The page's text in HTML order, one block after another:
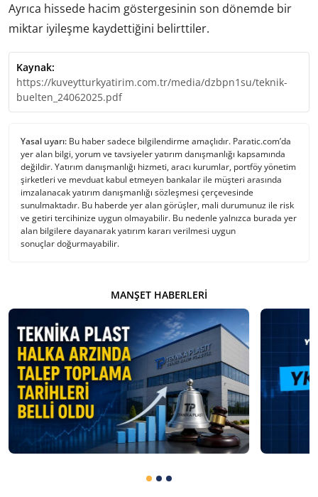
Ayrıca hissede hacim göstergesinin son dönemde bir
miktar iyileşme kaydettiğini belirttiler.
Kaynak:
https://kuveytturkyatirim.com.tr/media/dzbpn1su/teknik-
buelten_24062025.pdf
Yasal uyarı: Bu haber sadece bilgilendirme amaçlıdır. Paratic.com’da
yer alan bilgi, yorum ve tavsiyeler yatırım danışmanlığı kapsamında
değildir. Yatırım danışmanlığı hizmeti, aracı kurumlar, portföy yönetim
şirketleri ve mevduat kabul etmeyen bankalar ile müşteri arasında
imzalanacak yatırım danışmanlığı sözleşmesi çerçevesinde
sunulmaktadır. Bu haberde yer alan görüşler, mali durumunuz ile risk
ve getiri tercihinize uygun olmayabilir. Bu nedenle yalnızca burada yer
alan bilgilere dayanarak yatırım kararı verilmesi uygun
sonuçlar doğurmayabilir.
MANŞET HABERLERI